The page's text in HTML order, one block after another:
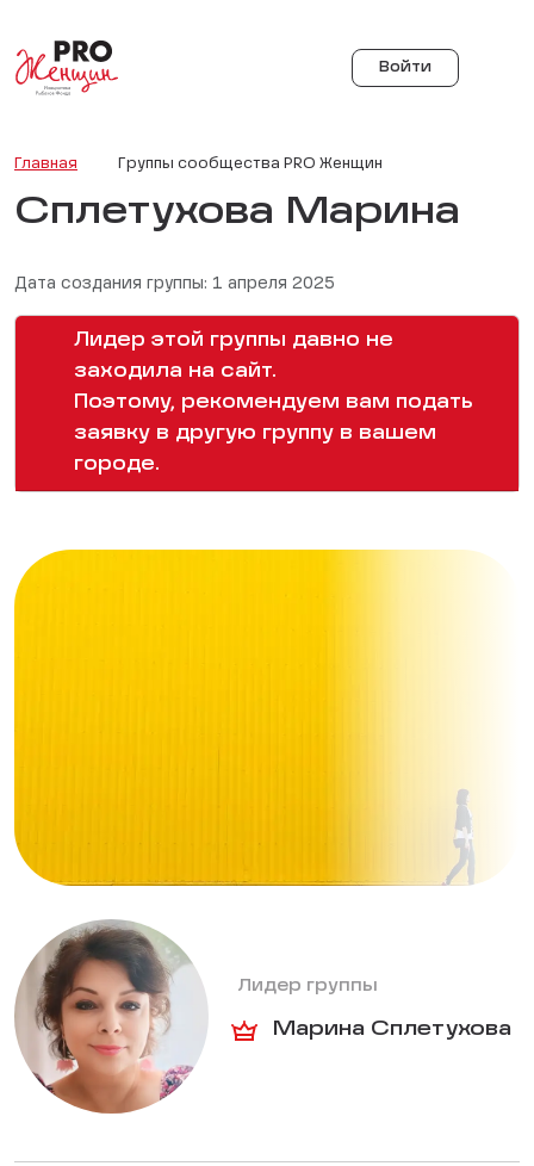
Войти
Главная Группы сообщества PRO Женщин
Сплетухова Марина
Дата создания группы: 1 апреля 2025
Лидер этой группы давно не
заходила на сайт.
Поэтому, рекомендуем вам подать
заявку в другую группу в вашем
городе.
Лидер группы
Марина Сплетухова